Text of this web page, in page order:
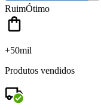
RuimÓtimo
+50mil
Produtos vendidos